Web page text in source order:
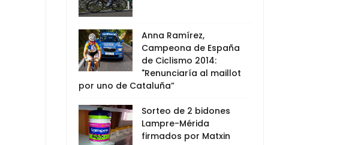
Anna Ramírez,
Campeona de España
de Ciclismo 2014:
"Renunciaría al maillot
por uno de Cataluña”
Sorteo de 2 bidones
Lampre-Mérida
firmados por Matxin